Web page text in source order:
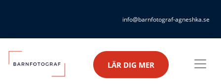
info@barnfotograf-agneshka.se
LÄR DIG MER